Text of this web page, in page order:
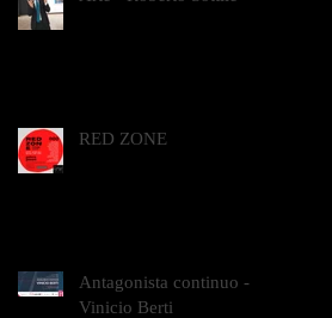
RED ZONE
Antagonista continuo -
Vinicio Berti